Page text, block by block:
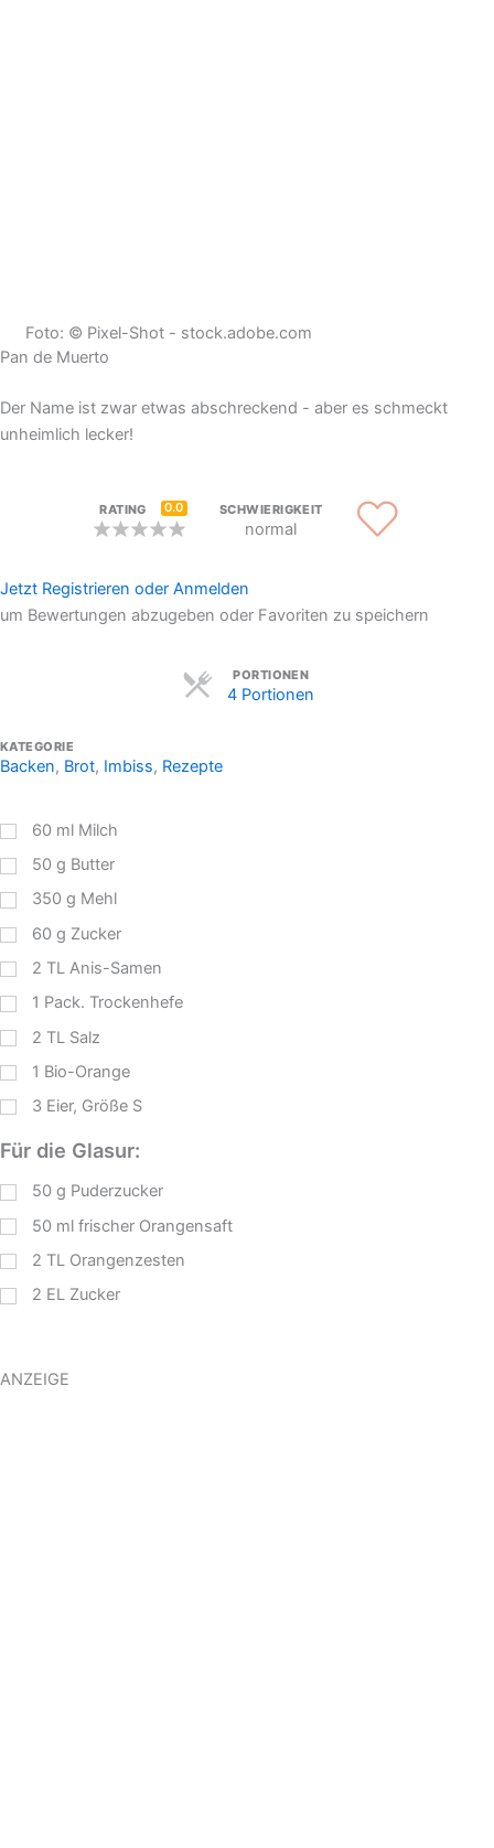
Foto: © Pixel-Shot - stock.adobe.com
Pan de Muerto
Der Name ist zwar etwas abschreckend - aber es schmeckt
unheimlich lecker!
RATING 0.0 SCHWIERIGKEIT
normal
Jetzt Registrieren oder Anmelden
um Bewertungen abzugeben oder Favoriten zu speichern
PORTIONEN
4 Portionen
KATEGORIE
Backen, Brot, Imbiss, Rezepte
60 ml Milch
50 g Butter
350 g Mehl
60 g Zucker
2 TL Anis-Samen
1 Pack. Trockenhefe
2 TL Salz
1 Bio-Orange
3 Eier, Größe S
Für die Glasur:
50 g Puderzucker
50 ml frischer Orangensaft
2 TL Orangenzesten
2 EL Zucker
ANZEIGE